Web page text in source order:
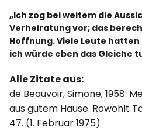
„Ich zog bei weitem die
Verheiratung vor; das
Hoffnung. Viele Leute
ich würde eben das Gleiche
Alle Zitate aus:
de Beauvoir, Simone; 1958:
aus gutem Hause. Rowohlt
47. (1. Februar 1975)